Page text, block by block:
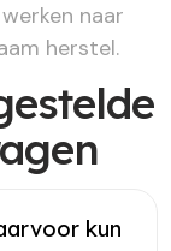
naar
herstel.
kun